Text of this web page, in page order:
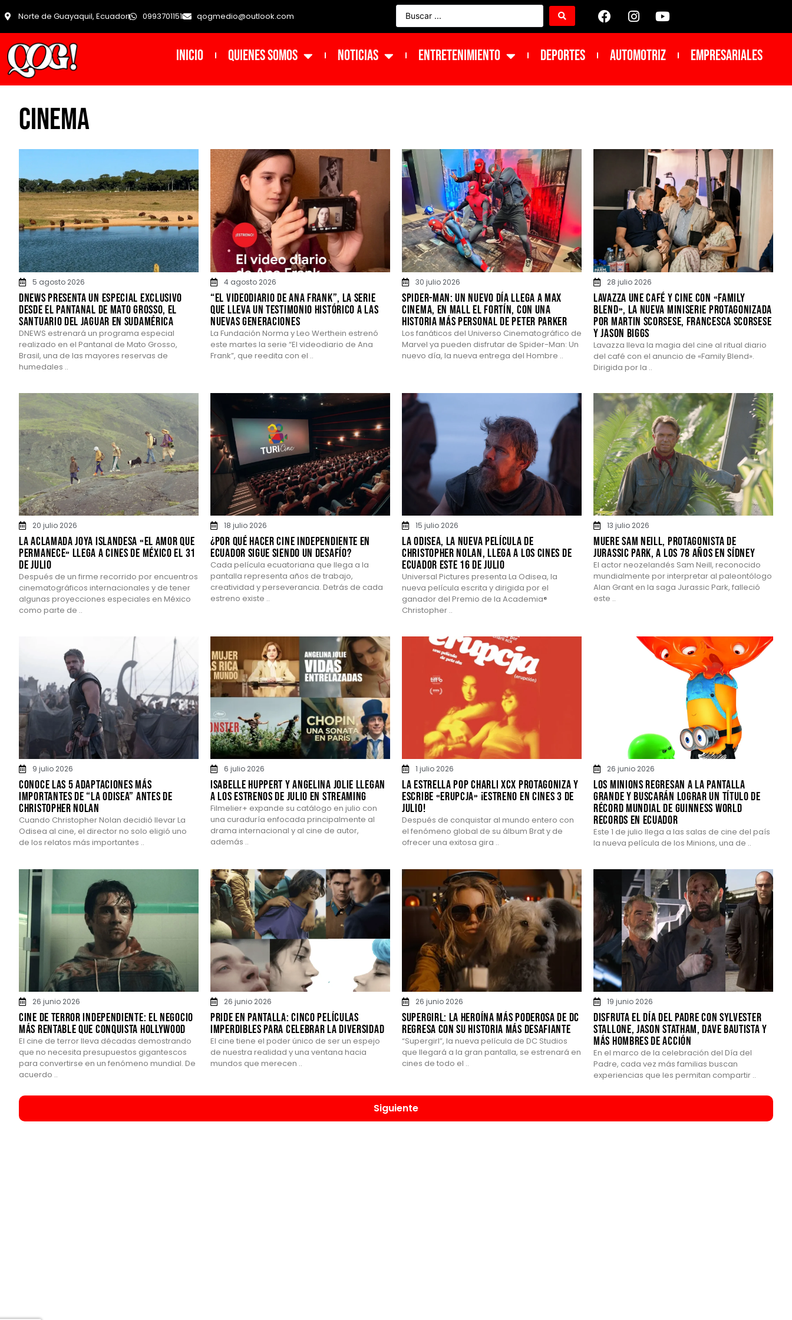
Norte de Guayaquil, Ecuador 0993701151 qogmedio@outlook.com
INICIO Quienes Somos NOTICIAS ENTRETENIMIENTO DEPORTES Automotriz Empresariales
Cinema
5 agosto 2026
DNEWS presenta un especial exclusivo
desde el Pantanal de Mato Grosso, el
santuario del jaguar en Sudamérica
DNEWS estrenará un programa especial
realizado en el Pantanal de Mato Grosso,
Brasil, una de las mayores reservas de
humedales ..
4 agosto 2026
“El videodiario de Ana Frank”, la serie
que lleva un testimonio histórico a las
nuevas generaciones
La Fundación Norma y Leo Werthein estrenó
este martes la serie “El videodiario de Ana
Frank”, que reedita con el ..
30 julio 2026
Spider-Man: Un nuevo día llega a Max
Cinema, en Mall El Fortín, con una
historia más personal de Peter Parker
Los fanáticos del Universo Cinematográfico de
Marvel ya pueden disfrutar de Spider-Man: Un
nuevo día, la nueva entrega del Hombre ..
28 julio 2026
Lavazza une café y cine con «Family
Blend», la nueva miniserie protagonizada
por Martin Scorsese, Francesca Scorsese
y Jason Biggs
Lavazza lleva la magia del cine al ritual diario
del café con el anuncio de «Family Blend».
Dirigida por la ..
20 julio 2026
La aclamada joya islandesa «El amor que
permanece» llega a cines de México el 31
de julio
Después de un firme recorrido por encuentros
cinematográficos internacionales y de tener
algunas proyecciones especiales en México
como parte de ..
18 julio 2026
¿Por qué hacer cine independiente en
Ecuador sigue siendo un desafío?
Cada película ecuatoriana que llega a la
pantalla representa años de trabajo,
creatividad y perseverancia. Detrás de cada
estreno existe ..
15 julio 2026
La Odisea, la nueva película de
Christopher Nolan, llega a los cines de
Ecuador este 16 de julio
Universal Pictures presenta La Odisea, la
nueva película escrita y dirigida por el
ganador del Premio de la Academia®
Christopher ..
13 julio 2026
Muere Sam Neill, protagonista de
Jurassic Park, a los 78 años en Sídney
El actor neozelandés Sam Neill, reconocido
mundialmente por interpretar al paleontólogo
Alan Grant en la saga Jurassic Park, falleció
este ..
9 julio 2026
Conoce las 5 adaptaciones más
importantes de “La Odisea” antes de
Christopher Nolan
Cuando Christopher Nolan decidió llevar La
Odisea al cine, el director no solo eligió uno
de los relatos más importantes ..
6 julio 2026
Isabelle Huppert y Angelina Jolie llegan
a los estrenos de julio en streaming
Filmelier+ expande su catálogo en julio con
una curaduría enfocada principalmente al
drama internacional y al cine de autor,
además ..
1 julio 2026
La estrella pop Charli XCX protagoniza y
escribe «ERUPCJA» ¡Estreno en cines 3 de
julio!
Después de conquistar al mundo entero con
el fenómeno global de su álbum Brat y de
ofrecer una exitosa gira ..
26 junio 2026
Los Minions regresan a la pantalla
grande y buscarán lograr un título de
récord mundial de Guinness World
Records en Ecuador
Este 1 de julio llega a las salas de cine del país
la nueva película de los Minions, una de ..
26 junio 2026
Cine de terror independiente: El negocio
más rentable que conquista Hollywood
El cine de terror lleva décadas demostrando
que no necesita presupuestos gigantescos
para convertirse en un fenómeno mundial. De
acuerdo ..
26 junio 2026
Pride en pantalla: Cinco películas
imperdibles para celebrar la diversidad
El cine tiene el poder único de ser un espejo
de nuestra realidad y una ventana hacia
mundos que merecen ..
26 junio 2026
Supergirl: La heroína más poderosa de DC
regresa con su historia más desafiante
“Supergirl”, la nueva película de DC Studios
que llegará a la gran pantalla, se estrenará en
cines de todo el ..
19 junio 2026
Disfruta el Día del Padre con Sylvester
Stallone, Jason Statham, Dave Bautista y
más hombres de acción
En el marco de la celebración del Día del
Padre, cada vez más familias buscan
experiencias que les permitan compartir ..
Siguiente